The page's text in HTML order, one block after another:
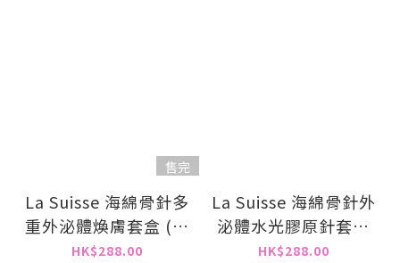
售完
La Suisse 海綿骨針多
重外泌體煥膚套盒 (一
盒六次)
HK$288.00
La Suisse 海綿骨針外
泌體水光膠原針套盒
(一盒六次)
HK$288.00